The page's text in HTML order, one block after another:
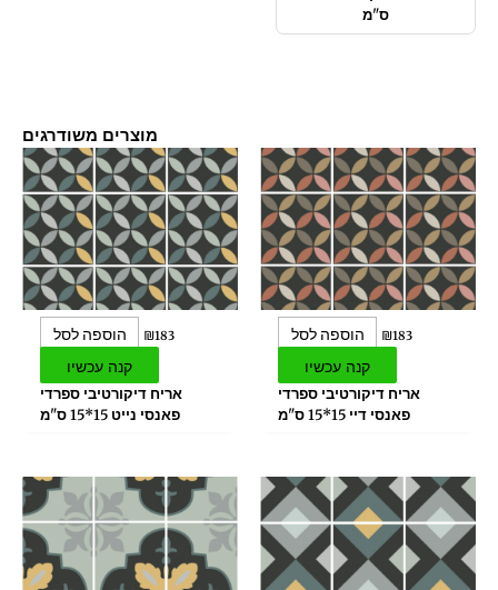
ס"מ
מוצרים משודרגים
₪183 הוספה לסל
קנה עכשיו
אריח דיקורטיבי ספרדי
פאנסי דיי 15*15 ס"מ
₪183 הוספה לסל
קנה עכשיו
אריח דיקורטיבי ספרדי
פאנסי נייט 15*15 ס"מ